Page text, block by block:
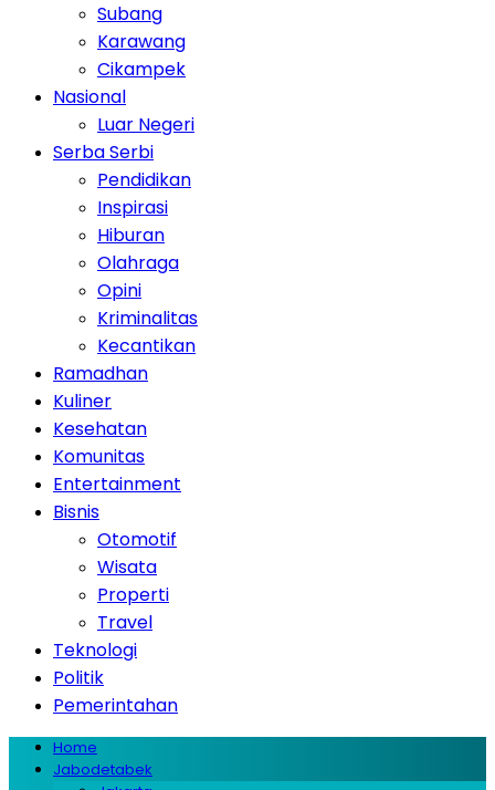
Subang
Karawang
Cikampek
Nasional
Luar Negeri
Serba Serbi
Pendidikan
Inspirasi
Hiburan
Olahraga
Opini
Kriminalitas
Kecantikan
Ramadhan
Kuliner
Kesehatan
Komunitas
Entertainment
Bisnis
Otomotif
Wisata
Properti
Travel
Teknologi
Politik
Pemerintahan
Home
Jabodetabek